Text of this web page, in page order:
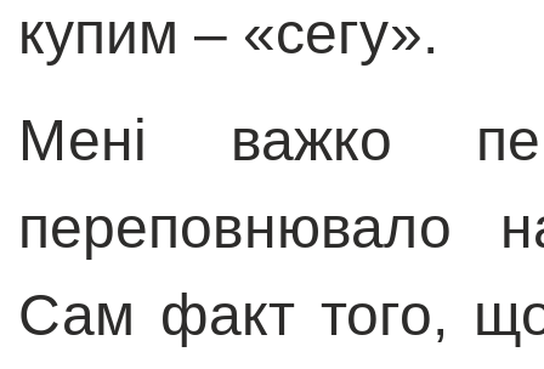
купим – «сегу».
Мені важко
переповнювало
Сам факт того,